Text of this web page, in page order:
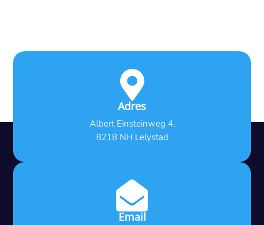

Adres
Albert Einsteinweg 4,
8218 NH Lelystad

Email